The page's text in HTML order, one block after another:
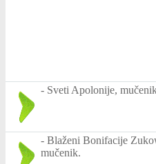
- Sveti Apolonije,
- Blaženi Bonifacije
mučenik.